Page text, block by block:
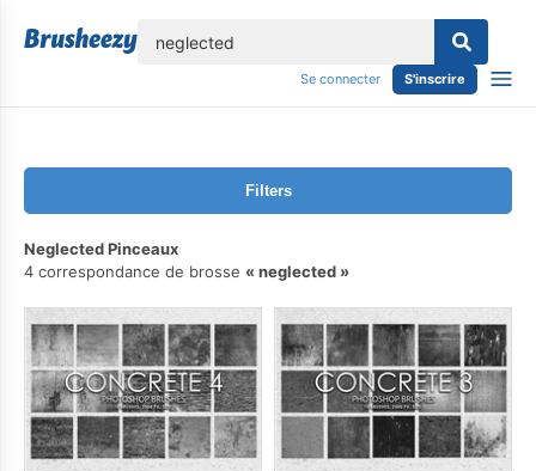
Se connecter S'inscrire
Filters
Neglected Pinceaux
4 correspondance de brosse
neglected